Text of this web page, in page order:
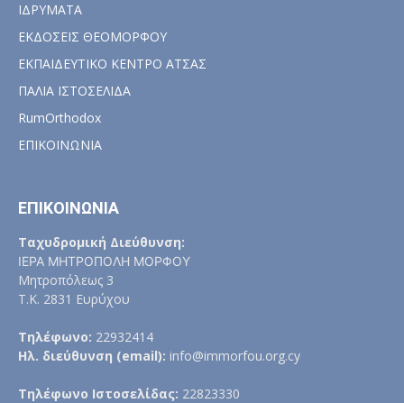
ΙΔΡΥΜΑΤΑ
ΕΚΔΟΣΕΙΣ ΘΕΟΜΟΡΦΟΥ
ΕΚΠΑΙΔΕΥΤΙΚΟ ΚΕΝΤΡΟ ΑΤΣΑΣ
ΠΑΛΙΑ ΙΣΤΟΣΕΛΙΔΑ
RumOrthodox
ΕΠΙΚΟΙΝΩΝΙΑ
ΕΠΙΚΟΙΝΩΝΙΑ
Ταχυδρομική Διεύθυνση:
ΙΕΡΑ ΜΗΤΡΟΠΟΛΗ ΜΟΡΦΟΥ
Μητροπόλεως 3
Τ.Κ. 2831 Ευρύχου
Τηλέφωνο: 22932414
Ηλ. διεύθυνση (email): info@immorfou.org.cy
Τηλέφωνο Ιστοσελίδας: 22823330